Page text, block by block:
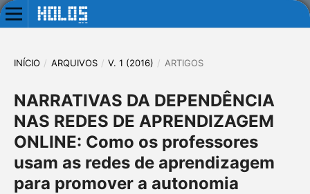
INÍCIO / ARQUIVOS / V. 1 (2016) / ARTIGOS
NARRATIVAS DA DEPENDÊNCIA
NAS REDES DE APRENDIZAGEM
ONLINE: Como os professores
usam as redes de aprendizagem
para promover a autonomia